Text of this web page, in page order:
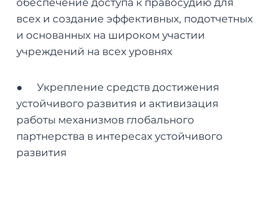
всех и создание эффективных, подотчетных
и основанных на широком участии
учреждений на всех уровнях
● Укрепление средств достижения
устойчивого развития и активизация
работы механизмов глобального
партнерства в интересах устойчивого
развития